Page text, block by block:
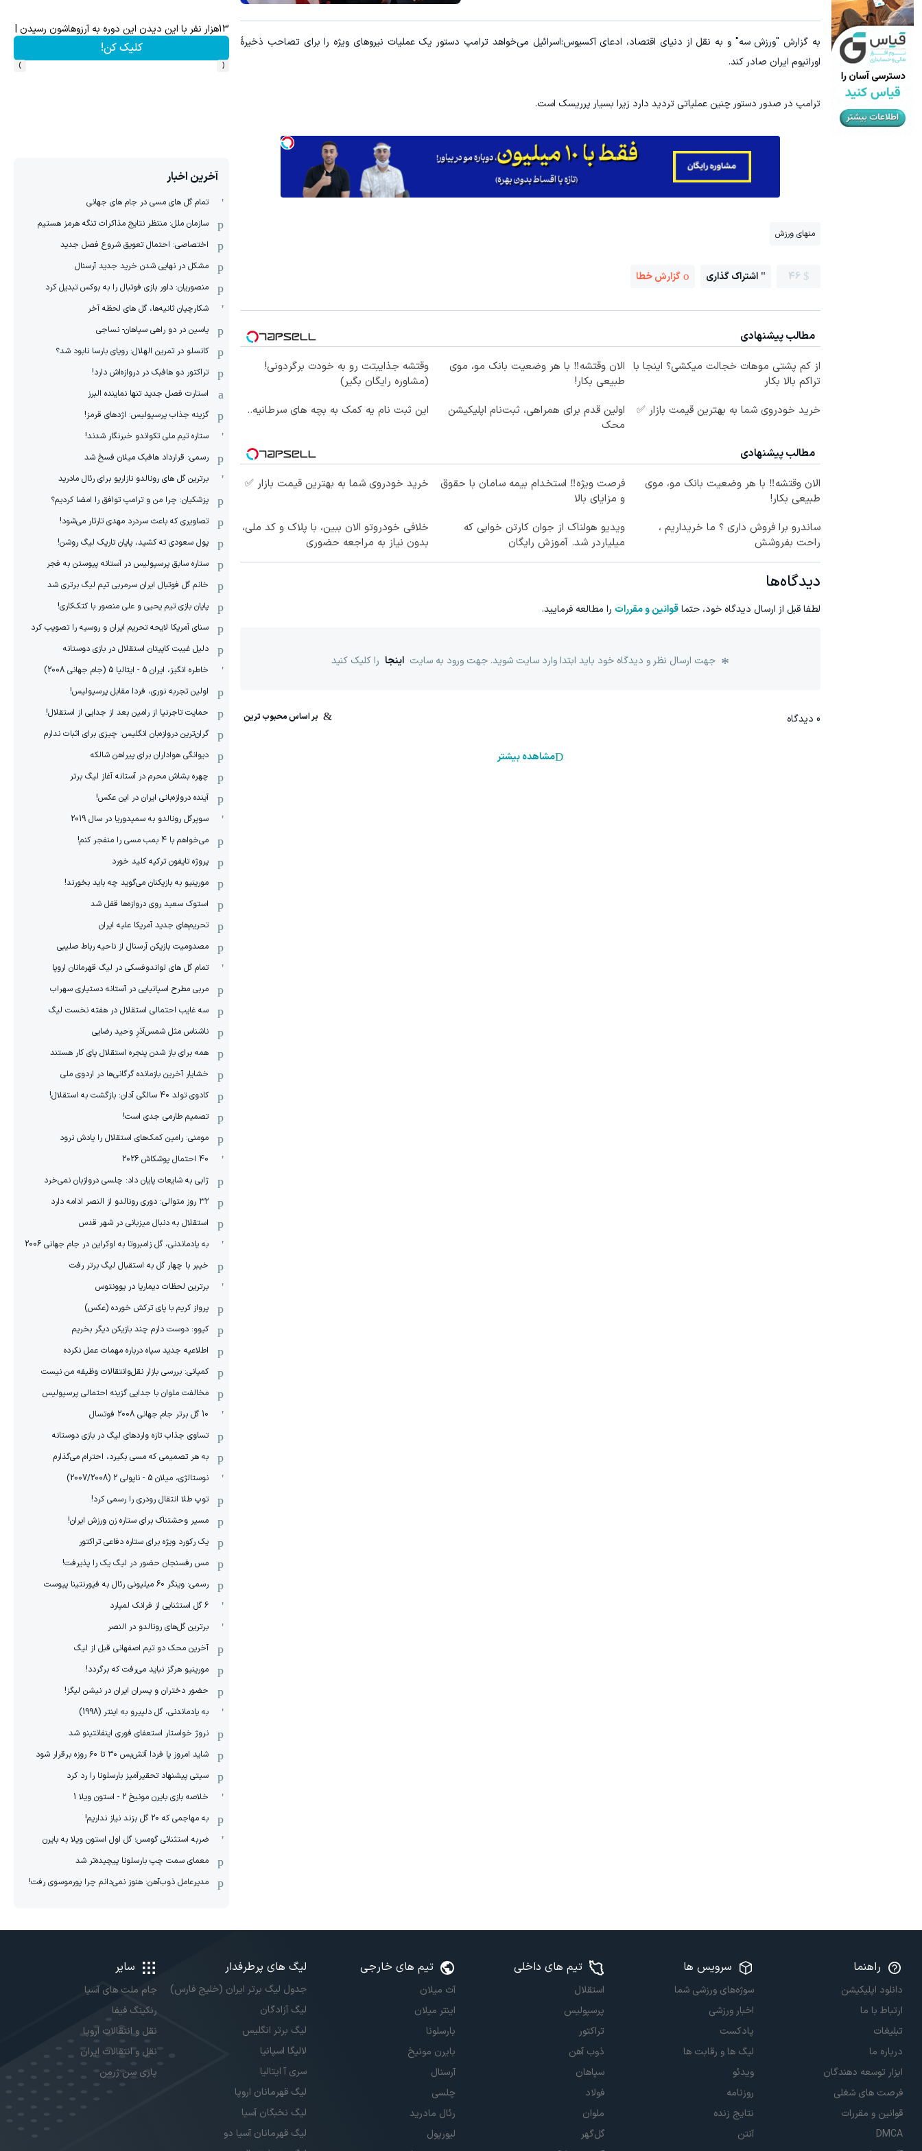
به گزارش "ورزش سه" و به نقل از دنیای اقتصاد، ادعای آکسیوس:اسرائیل می‌خواهد ترامپ دستور یک عملیات نیروهای ویژه را برای تصاحب ذخیرۀ
اورانیوم ایران صادر کند.
ترامپ در صدور دستور چنین عملیاتی تردید دارد زیرا بسیار پرریسک است.
منهای ورزش
46 اشتراک گذاری گزارش خطا
مطالب پیشنهادی
از کم پشتی موهات خجالت میکشی؟ اینجا با
تراکم بالا بکار
الان وقتشه‼️ با هر وضعیت بانک مو، موی
طبیعی بکار!
وقتشه جذایبتت رو به خودت برگردونی!
(مشاوره رایگان بگیر)
خرید خودروی شما به بهترین قیمت بازار ✅
اولین قدم برای همراهی، ثبت‌نام اپلیکیشن
محک
این ثبت نام یه کمک به بچه های سرطانیه..
مطالب پیشنهادی
الان وقتشه‼️ با هر وضعیت بانک مو، موی
طبیعی بکار!
فرصت ویژه‼️ استخدام بیمه سامان با حقوق
و مزایای بالا
خرید خودروی شما به بهترین قیمت بازار ✅
ساندرو برا فروش داری ؟ ما خریداریم ،
راحت بفروشش
ویدیو هولناک از جوان کارتن خوابی که
میلیاردر شد. آموزش رایگان
خلافی خودروتو الان ببین، با پلاک و کد ملی،
بدون نیاز به مراجعه حضوری
دیدگاه‌ها
لطفا قبل از ارسال دیدگاه خود، حتماقوانین و مقررات را مطالعه فرمایید.
جهت ارسال نظر و دیدگاه خود باید ابتدا وارد سایت شوید. جهت ورود به سایت اینجا را کلیک کنید
0 دیدگاه
مشاهده بیشتر
به بزرگترین جشنواره ایمپلنت تهران خوش اومدید! | فقط ۲۵ میلیون !
رزرورایگان نوبت کلیک کن!
میخوایم رایگان بهت یاد بدیم چجوری پولدارشی! باور نداری امتحانش مجانیه
کلیک کن!
13هزار نفر با این دیدن این دوره به آرزوهاشون رسیدن | ثبت‌‌نام رایگان
کلیک کن!
‹
›
آخرین اخبار
تمام گل های مسی در جام های جهانی
سازمان ملل: منتظر نتایج مذاکرات تنگه هرمز هستیم
اختصاصی: احتمال تعویق شروع فصل جدید
مشکل در نهایی شدن خرید جدید آرسنال
منصوریان: داور بازی فوتبال را به بوکس تبدیل کرد
شکارچیان ثانیه‌ها، گل های لحظه آخر
یاسین در دو راهی سپاهان- نساجی
کانسلو در تمرین الهلال: رویای بارسا نابود شد؟
تراکتور دو هافبک در دروازه‌اش دارد!
استارت فصل جدید تنها نماینده البرز
گزینه جذاب پرسپولیس: اژدهای قرمز!
ستاره تیم ملی تکواندو خبرنگار شدند!
رسمی: قرارداد هافبک میلان فسخ شد
برترین گل های رونالدو نازاریو برای رئال مادرید
پزشکیان: چرا من و ترامپ توافق را امضا کردیم؟
تصاویری که باعث سردرد مهدی تارتار می‌شود!
پول سعودی ته کشید، پایان تاریک لیگ روشن!
ستاره سابق پرسپولیس در آستانه پیوستن به فجر
خانم گل فوتبال ایران سرمربی تیم لیگ برتری شد
پایان بازی تیم یحیی و علی منصور با کتک‌کاری!
سنای آمریکا لایحه تحریم ایران و روسیه را تصویب کرد
دلیل غیبت کاپیتان استقلال در بازی دوستانه
خاطره انگیز، ایران 5 - ایتالیا 5 (جام جهانی 2008)
اولین تجربه نوری، فردا مقابل پرسپولیس!
حمایت تاجرنیا از رامین بعد از جدایی از استقلال!
گران‌ترین دروازه‌بان انگلیس: چیزی برای اثبات ندارم
دیوانگی هواداران برای پیراهن شالکه
چهره بشاش محرم در آستانه آغاز لیگ برتر
آینده دروازه‌بانی ایران در این عکس!
سوپرگل رونالدو به سمپدوریا در سال 2019
می‌خواهم با 4 بمب مسی را منفجر کنم!
پروژه تایفون ترکیه کلید خورد
مورینیو به بازیکنان می‌گوید چه باید بخورند!
استوک سعید روی دروازه‌ها قفل شد
تحریم‌های جدید آمریکا علیه ایران
مصدومیت بازیکن آرسنال از ناحیه رباط صلیبی
تمام گل های لواندوفسکی در لیگ قهرمانان اروپا
مربی مطرح اسپانیایی در آستانه دستیاری سهراب
سه غایب احتمالی استقلال در هفته نخست لیگ
ناشناس مثل شمس‌آذرِ وحید رضایی
همه برای باز شدن پنجره استقلال پای کار هستند
خشایار آخرین بازمانده گرگانی‌ها در اردوی ملی
کادوی تولد 40 سالگی آدان: بازگشت به استقلال!
تصمیم طارمی جدی است!
مومنی: رامین کمک‌های استقلال را یادش نرود
40 احتمال پوشکاش 2026
ژابی به شایعات پایان داد: چلسی دروازبان نمی‌خرد
۳۲ روز متوالی: دوری رونالدو از النصر ادامه دارد
استقلال به دنبال میزبانی در شهر قدس
به یادماندنی، گل زامبروتا به اوکراین در جام جهانی 2006
خیبر با چهار گل به استقبال لیگ برتر رفت
برترین لحظات دیماریا در یوونتوس
پرواز کریم با پای ترکش خورده (عکس)
کیوو: دوست دارم چند بازیکن دیگر بخریم
اطلاعیه جدید سپاه درباره مهمات عمل نکرده
کمپانی: بررسی بازار نقل‌وانتقالات وظیفه من نیست
مخالفت ملوان با جدایی گزینه احتمالی پرسپولیس
10 گل برتر جام جهانی 2008 فوتسال
تساوی جذاب تازه واردهای لیگ در بازی دوستانه
به هر تصمیمی که مسی بگیرد، احترام می‌گذارم
نوستالژی، میلان 5 - ناپولی 2 (2007/2008)
توپ طلا انتقال رودری را رسمی کرد!
مسیر وحشتناک برای ستاره زن ورزش ایران!
یک رکورد ویژه برای ستاره دفاعی تراکتور
مس رفسنجان حضور در لیگ یک را پذیرفت!
رسمی: وینگر 60 میلیونی رئال به فیورنتینا پیوست
6 گل استثنایی از فرانک لمپارد
برترین گل‌های رونالدو در النصر
آخرین محک دو تیم اصفهانی قبل از لیگ
مورینیو هرگز نباید می‌رفت که برگردد!
حضور دختران و پسران ایران در نیشن لیگز!
به یادماندنی، گل دلپیرو به اینتر (1998)
نروژ خواستار استعفای فوری اینفانتینو شد
شاید امروز یا فردا آتش‌بس ۳۰ تا ۶۰ روزه برقرار شود
سیتی پیشنهاد تحقیرآمیز بارسلونا را رد کرد
خلاصه بازی بایرن مونیخ 2 - استون ویلا 1
به مهاجمی که 20 گل بزند نیاز نداریم!
ضربه استثنائی گومس؛ گل اول استون ویلا به بایرن
معمای سمت چپ بارسلونا پیچیده‌تر شد
مدیرعامل ذوب‌آهن: هنوز نمی‌دانم چرا پورموسوی رفت!
راهنما
دانلود اپلیکیشن
ارتباط با ما
تبلیغات
درباره ما
ابزار توسعه دهندگان
فرصت های شغلی
قوانین و مقررات
DMCA
سرویس ها
سوژه‌های ورزشی شما
اخبار ورزشی
پادکست
لیگ ها و رقابت ها
ویدئو
روزنامه
نتایج زنده
آنتن
تیم های داخلی
استقلال
پرسپولیس
تراکتور
ذوب آهن
سپاهان
فولاد
ملوان
گل‌گهر
تیم های خارجی
آث میلان
اینتر میلان
بارسلونا
بایرن مونیخ
آرسنال
چلسی
رئال مادرید
لیورپول
لیگ های پرطرفدار
جدول لیگ برتر ایران (خلیج فارس)
لیگ آزادگان
لیگ برتر انگلیس
لالیگا اسپانیا
سری آ ایتالیا
لیگ قهرمانان اروپا
لیگ نخبگان آسیا
لیگ قهرمانان آسیا دو
سایر
جام ملت های آسیا
رنکینگ فیفا
نقل و انتقالات اروپا
نقل و انتقالات ایران
پاری سن ژرمن